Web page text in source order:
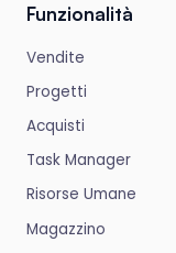
Funzionalità
Vendite
Progetti
Acquisti
Task Manager
Risorse Umane
Magazzino